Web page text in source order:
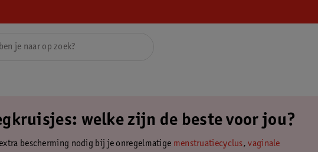
welke zijn de beste voor jou?
bescherming nodig bij je onregelmatige menstruatiecyclus,vaginale